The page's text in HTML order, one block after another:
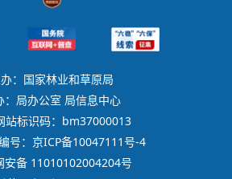
：国家林业和草原局
：局办公室 局信息中心
站标识码：bm37000013
号：京ICP备10047111号-4
安备 11010102004204号